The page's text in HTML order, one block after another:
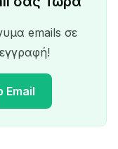
emails σε
Email